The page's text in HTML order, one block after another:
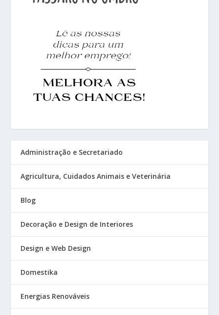
Administração e Secretariado
Agricultura, Cuidados Animais e Veterinária
Blog
Decoração e Design de Interiores
Design e Web Design
Domestika
Energias Renováveis